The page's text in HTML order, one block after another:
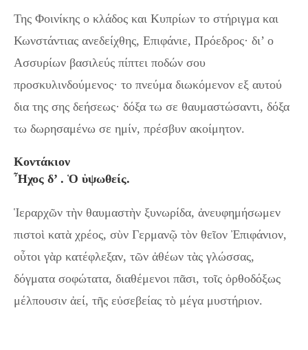
Της Φοινίκης ο κλάδος και Κυπρίων το στήριγμα και
Κωνστάντιας ανεδείχθης, Επιφάνιε, Πρόεδρος· δι’ ο
Ασσυρίων βασιλεύς πίπτει ποδών σου
προσκυλινδούμενος· το πνεύμα διωκόμενον εξ αυτού
δια της σης δεήσεως· δόξα τω σε θαυμαστώσαντι, δόξα
τω δωρησαμένω σε ημίν, πρέσβυν ακοίμητον.
Κοντάκιον
Ἦχος δ’ . Ὁ ὑψωθείς.
Ἱεραρχῶν τὴν θαυμαστὴν ξυνωρίδα, ἀνευφημήσωμεν
πιστοὶ κατὰ χρέος, σὺν Γερμανῷ τὸν θεῖον Ἐπιφάνιoν,
οὖτοι γὰρ κατέφλεξαν, τῶν ἀθέων τὰς γλώσσας,
δόγματα σοφώτατα, διαθέμενοι πᾶσι, τοῖς ὀρθοδόξως
μέλπουσιν ἀεί, τῆς εὐσεβείας τὸ μέγα μυστήριoν.